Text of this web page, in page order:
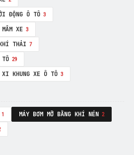
ĐỘNG Ô TÔ 3
XE 3
THẢI 7
29
KHUNG XE Ô TÔ 3
1 MÁY BƠM MỠ BẰNG KHÍ NÉN 2